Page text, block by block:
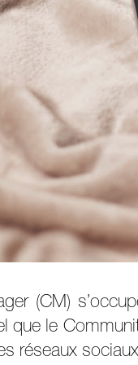
(CM)
que le
réseaux